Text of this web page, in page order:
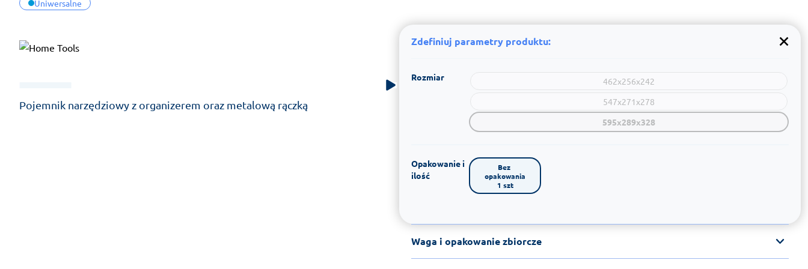
Uniwersalne
Pojemnik narzędziowy z organizerem oraz metalową rączką
Zdefiniuj parametry produktu:
Rozmiar
462x256x242
547x271x278
595x289x328
Opakowanie i
ilość
Bez
opakowania
1 szt
Waga i opakowanie zbiorcze